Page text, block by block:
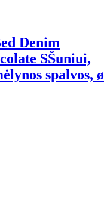
Denim
SŠuniui,
spalvos, ø